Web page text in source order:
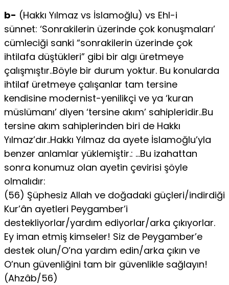
b- (Hakkı Yılmaz vs İslamoğlu) vs Ehl-i
sünnet: ‘Sonrakilerin üzerinde çok konuşmaları’
cümleciği sanki “sonrakilerin üzerinde çok
ihtilafa düştükleri” gibi bir algı üretmeye
çalışmıştır..Böyle bir durum yoktur. Bu konularda
ihtilaf üretmeye çalışanlar tam tersine
kendisine modernist-yenilikçi ve ya ‘kuran
müslümanı’ diyen ‘tersine akım’ sahipleridir..Bu
tersine akım sahiplerinden biri de Hakkı
Yılmaz’dır..Hakkı Yılmaz da ayete İslamoğlu’yla
benzer anlamlar yüklemiştir.: …Bu izahattan
sonra konumuz olan ayetin çevirisi şöyle
olmalıdır:
(56) Şüphesiz Allah ve doğadaki güçleri/indirdiği
Kur’ân ayetleri Peygamber’i
destekliyorlar/yardım ediyorlar/arka çıkıyorlar.
Ey iman etmiş kimseler! Siz de Peygamber’e
destek olun/O’na yardım edin/arka çıkın ve
O’nun güvenliğini tam bir güvenlikle sağlayın!
(Ahzâb/56)